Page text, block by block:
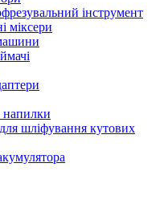
інструмент
міксери
напилки
шліфування кутових